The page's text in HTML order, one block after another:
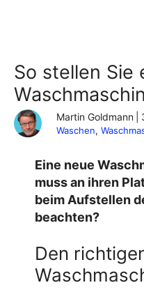
So stellen Sie
Martin Goldmann
Waschen,
Eine neue
muss an ihren
beim Aufstellen
beachten?
Den